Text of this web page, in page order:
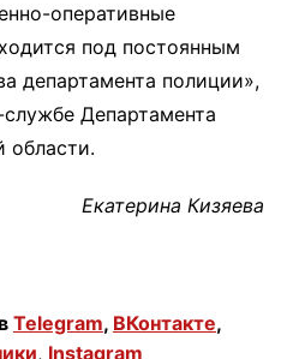
оперативные
под постоянным
департамента полиции»,
Департамента
области.
Екатерина Кизяева
Telegram, ВКонтакте,
, Instagram